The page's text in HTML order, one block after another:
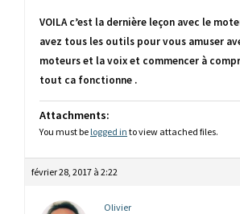
VOILA c’est la dernière leçon avec le
avez tous les outils pour vous amuser
moteurs et la voix et commencer à
tout ca fonctionne .
Attachments:
You must be logged in to view attached files.
février 28, 2017 à 2:22
Olivier